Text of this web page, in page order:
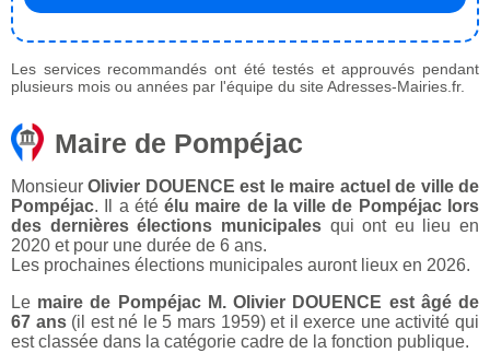
Les services recommandés ont été testés et approuvés pendant
plusieurs mois ou années par l'équipe du site Adresses-Mairies.fr.
Maire de Pompéjac
MonsieurOlivier DOUENCE est le maire actuel de ville de
Pompéjac. Il a étéélu maire de la ville de Pompéjac lors
des dernières élections municipalesqui ont eu lieu en
2020 et pour une durée de 6 ans.
Les prochaines élections municipales auront lieux en 2026.
Le maire de Pompéjac M. Olivier DOUENCE est âgé de
67 ans(il est né le 5 mars 1959) et il exerce une activité qui
est classée dans la catégorie cadre de la fonction publique.